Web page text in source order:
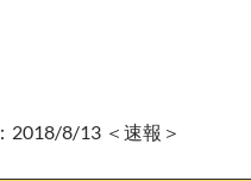
：2018/8/13 ＜速報＞